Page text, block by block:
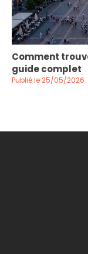
Comment
guide complet
Publié le 25/05/2026